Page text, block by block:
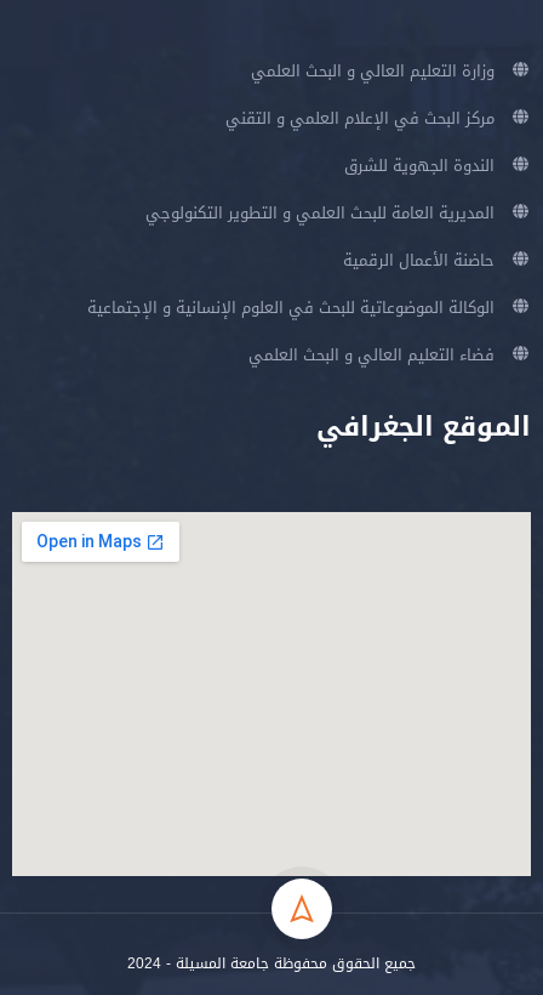
وزارة التعليم العالي و البحث العلمي
مركز البحث في الإعلام العلمي و التقني
الندوة الجهوية للشرق
المديرية العامة للبحث العلمي و التطوير التكنولوجي
حاضنة الأعمال الرقمية
الوكالة الموضوعاتية للبحث في العلوم الإنسانية و الإجتماعية
فضاء التعليم العالي و البحث العلمي
الموقع الجغرافي
جميع الحقوق محفوظة جامعة المسيلة - 2024